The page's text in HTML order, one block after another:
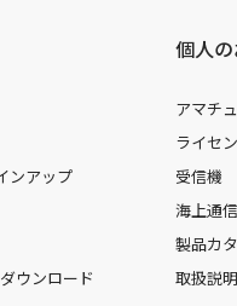
ンアップ
ウンロード
個人
アマチ
ライセ
受信機
海上通
製品カ
取扱説